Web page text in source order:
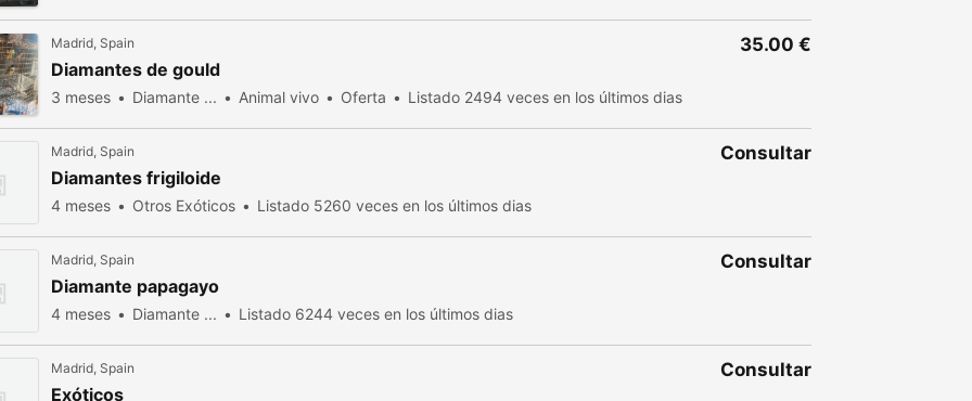
Madrid, Spain
Diamantes de gould
3 meses Diamante ... Animal vivo Oferta Listado 2494 veces en los últimos dias
35.00 €
Madrid, Spain
Diamantes frigiloide
4 meses Otros Exóticos Listado 5260 veces en los últimos dias
Consultar
Madrid, Spain
Diamante papagayo
4 meses Diamante ... Listado 6244 veces en los últimos dias
Consultar
Madrid, Spain
Exóticos
Consultar